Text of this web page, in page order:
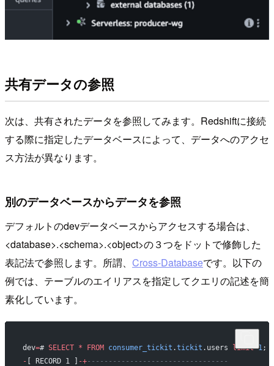
共有データの参照
次は、共有されたデータを参照してみます。Redshiftに接続
する際に指定したデータベースによって、データへのアクセ
ス方法が異なります。
別のデータベースからデータを参照
デフォルトのdevデータベースからアクセスする場合は、
<database>.<schema>.<object>の３つをドットで修飾した
表記法で参照します。所謂、 Cross-Databaseです。以下の
例では、テーブルのエイリアスを指定してクエリの記述を簡
素化しています。
dev=# SELECT * FROM consumer_tickit .tickit .users limit 1 ;
- [ RECORD 1 ] -+---------------------------------